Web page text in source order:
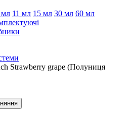
мл 11 мл 15 мл 30 мл 60 мл
Strawberry grape (Полуниця